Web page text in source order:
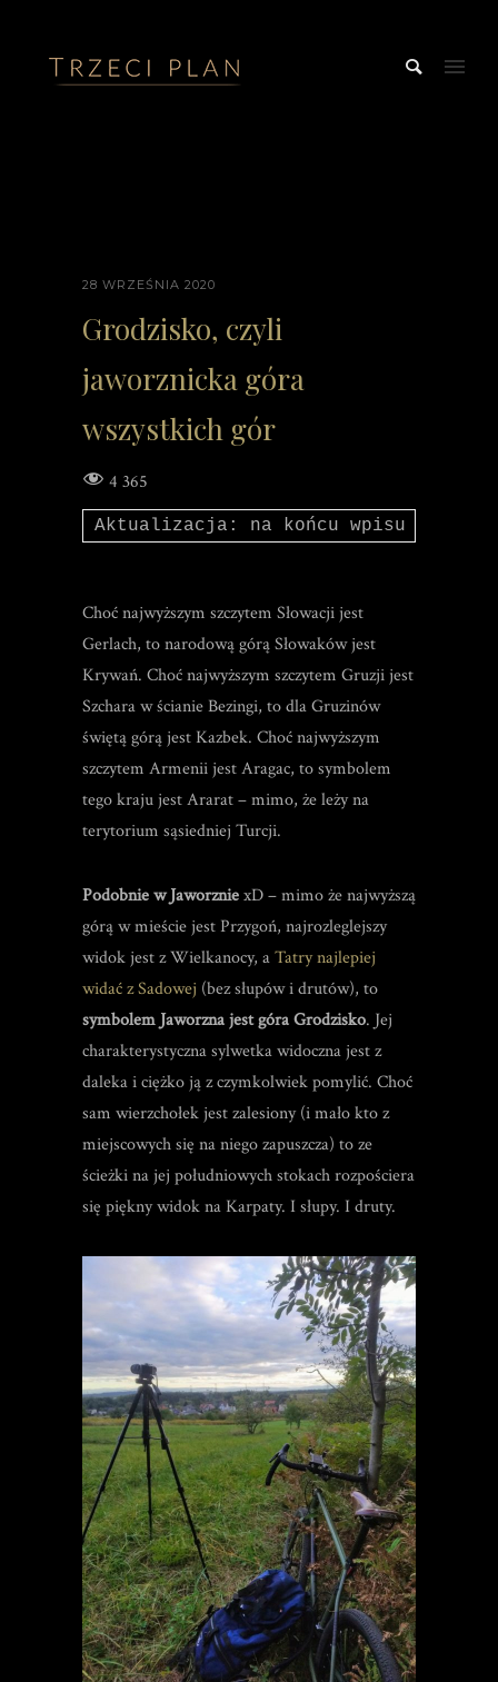
28 WRZEŚNIA 2020
Grodzisko, czyli
jaworznicka góra
wszystkich gór
4 365
Aktualizacja: na końcu wpisu
Choć najwyższym szczytem Słowacji jest
Gerlach, to narodową górą Słowaków jest
Krywań. Choć najwyższym szczytem Gruzji jest
Szchara w ścianie Bezingi, to dla Gruzinów
świętą górą jest Kazbek. Choć najwyższym
szczytem Armenii jest Aragac, to symbolem
tego kraju jest Ararat – mimo, że leży na
terytorium sąsiedniej Turcji.
Podobnie w JaworzniexD – mimo że najwyższą
górą w mieście jest Przygoń, najrozleglejszy
widok jest z Wielkanocy, aTatry najlepiej
widać z Sadowej (bez słupów i drutów), to
symbolem Jaworzna jest góra Grodzisko. Jej
charakterystyczna sylwetka widoczna jest z
daleka i ciężko ją z czymkolwiek pomylić. Choć
sam wierzchołek jest zalesiony (i mało kto z
miejscowych się na niego zapuszcza) to ze
ścieżki na jej południowych stokach rozpościera
się piękny widok na Karpaty. I słupy. I druty.